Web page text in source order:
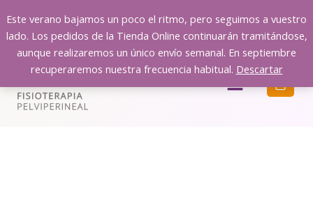
Este verano bajamos un poco el ritmo, pero seguimos a vuestro
lado. Los pedidos de la Tienda Online continuarán tramitándose,
aunque realizaremos un único envío semanal. En septiembre
recuperaremos nuestra frecuencia habitual. Descartar
contenido
Menú